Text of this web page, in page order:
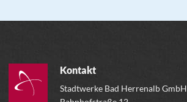
Kontakt
Stadtwerke Bad Herrenalb GmbH